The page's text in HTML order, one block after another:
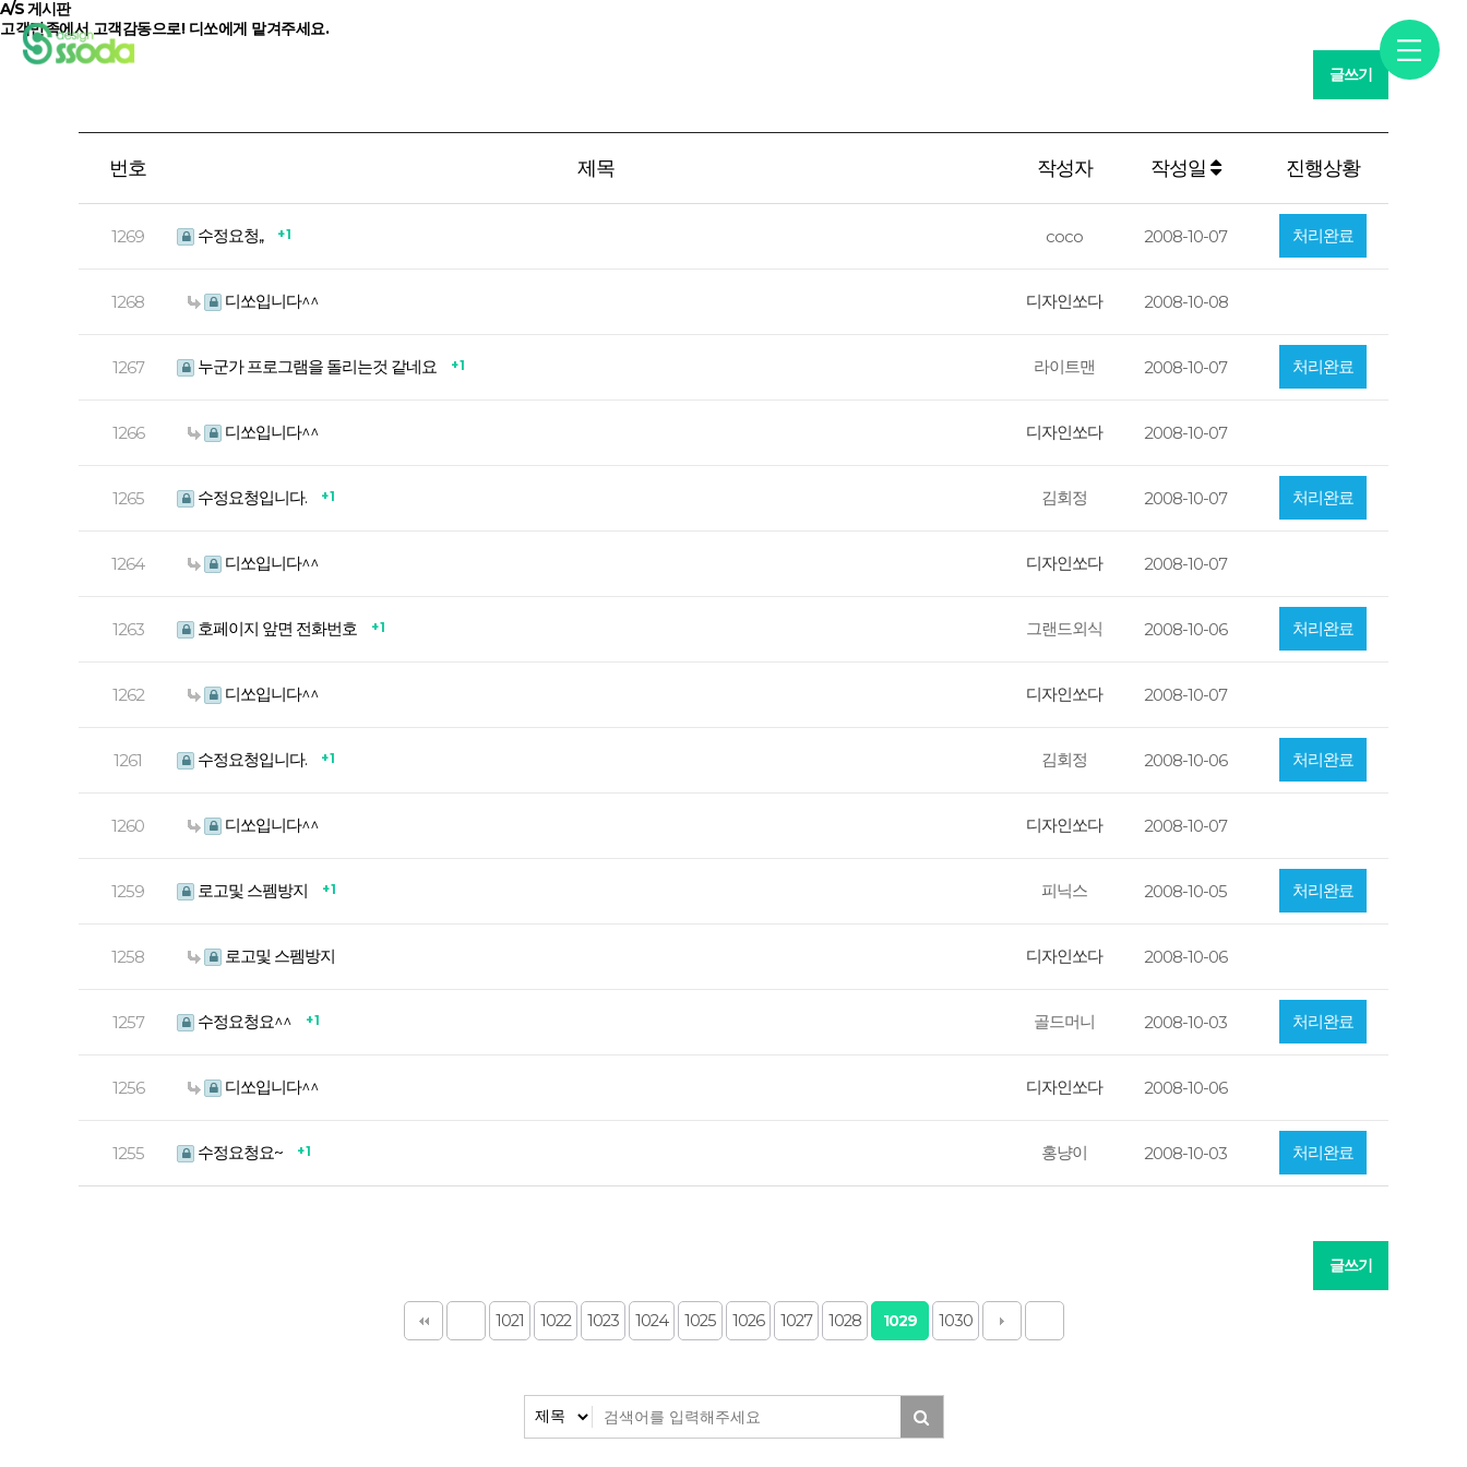
A/S 게시판
고객만족에서고객감동으로! 디쏘에게 맡겨주세요.
글쓰기
번호 제목 작성자 작성일 진행상황
1269 수정요청,, + 1 coco 2008-10-07 처리완료
1268 디쏘입니다^^ 디자인쏘다 2008-10-08
1267 누군가 프로그램을 돌리는것 같네요 + 1 라이트맨 2008-10-07 처리완료
1266 디쏘입니다^^ 디자인쏘다 2008-10-07
1265 수정요청입니다. + 1 김회정 2008-10-07 처리완료
1264 디쏘입니다^^ 디자인쏘다 2008-10-07
1263 호페이지 앞면 전화번호 + 1 그랜드외식 2008-10-06 처리완료
1262 디쏘입니다^^ 디자인쏘다 2008-10-07
1261 수정요청입니다. + 1 김회정 2008-10-06 처리완료
1260 디쏘입니다^^ 디자인쏘다 2008-10-07
1259 로고및 스펨방지 + 1 피닉스 2008-10-05 처리완료
1258 로고및 스펨방지 디자인쏘다 2008-10-06
1257 수정요청요^^ + 1 골드머니 2008-10-03 처리완료
1256 디쏘입니다^^ 디자인쏘다 2008-10-06
1255 수정요청요~ + 1 홍냥이 2008-10-03 처리완료
글쓰기
1021 1022 1023 1024 1025 1026 1027 1028 1029 1030
맨끝